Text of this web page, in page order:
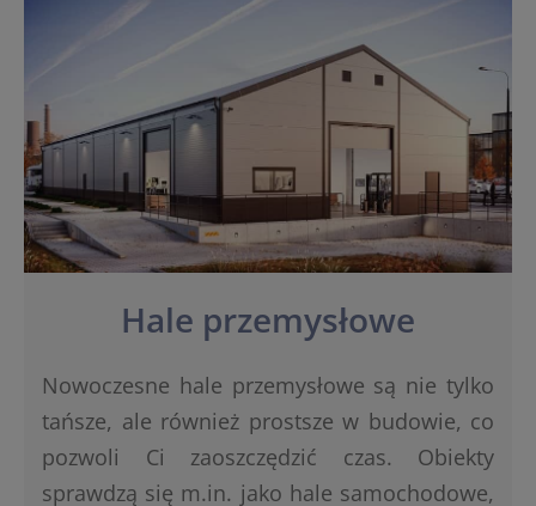
Hale przemysłowe
Nowoczesne hale przemysłowe są nie tylko
tańsze, ale również prostsze w budowie, co
pozwoli Ci zaoszczędzić czas. Obiekty
sprawdzą się m.in. jako hale samochodowe,